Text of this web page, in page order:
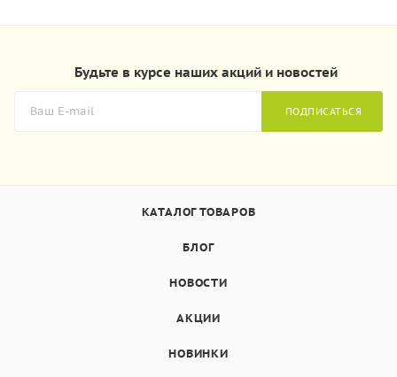
Будьте в курсе наших акций и новостей
ПОДПИСАТЬСЯ
КАТАЛОГ ТОВАРОВ
БЛОГ
НОВОСТИ
АКЦИИ
НОВИНКИ